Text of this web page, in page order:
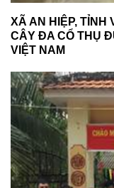
XÃ AN HIỆP, TỈNH
CÂY ĐA CỔ THỤ
VIỆT NAM